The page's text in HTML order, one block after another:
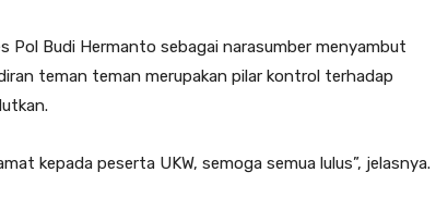
Pol Budi Hermanto sebagai narasumber menyambut
teman teman merupakan pilar kontrol terhadap
kepada peserta UKW, semoga semua lulus”, jelasnya.